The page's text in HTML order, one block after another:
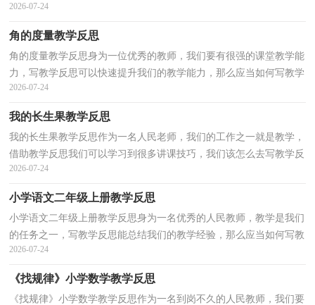
合适呢？以下是小编为大家整理的《认识角》教学反思...
2026-07-24
角的度量教学反思
角的度量教学反思身为一位优秀的教师，我们要有很强的课堂教学能
力，写教学反思可以快速提升我们的教学能力，那么应当如何写教学
反思呢？下面是小编精心整理的角的度量教学反思，欢迎...
2026-07-24
我的长生果教学反思
我的长生果教学反思作为一名人民老师，我们的工作之一就是教学，
借助教学反思我们可以学习到很多讲课技巧，我们该怎么去写教学反
思呢？下面是小编帮大家整理的我的长生果教学反思，欢...
2026-07-24
小学语文二年级上册教学反思
小学语文二年级上册教学反思身为一名优秀的人民教师，教学是我们
的任务之一，写教学反思能总结我们的教学经验，那么应当如何写教
学反思呢？以下是小编精心整理的小学语文二年级上册...
2026-07-24
《找规律》小学数学教学反思
《找规律》小学数学教学反思作为一名到岗不久的人民教师，我们要